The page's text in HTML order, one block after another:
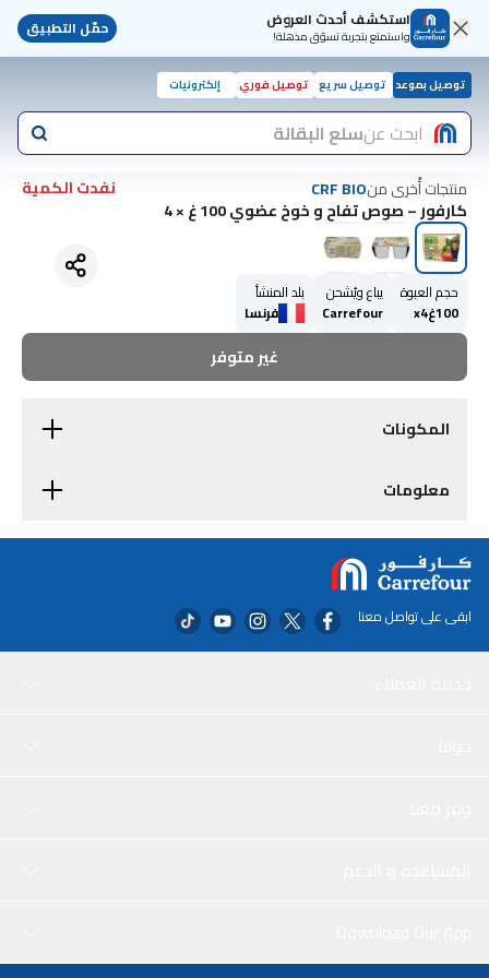
استكشف أحدث العروض
واستمتع بتجربة تسوّق مذهلة! حمّل التطبيق
توصيل بموعد توصيل سريع توصيل فوري إلكترونيات
ابحث عنسلع البقالة
منتجات أُخرى منCRF BIO
نفدت الكمية
كارفور – صوص تفاح و خوخ عضوي 100 غ × 4
حجم العبوة
100غx4
يباع ويُشحن
Carrefour
بلد المنشأ
فرنسا
غير متوفر
المكونات
معلومات
ابقى على تواصل معنا